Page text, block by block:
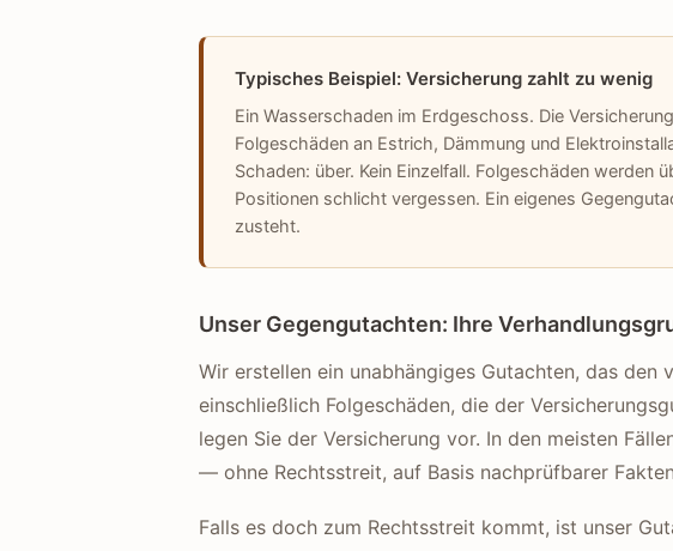
Typisches Beispiel: Versicherung zahlt zu wenig
Ein Wasserschaden im Erdgeschoss. Die
Folgeschäden an Estrich, Dämmung und
Schaden: über. Kein Einzelfall. Folgeschäden werden
Positionen schlicht vergessen. Ein eigenes
zusteht.
Unser Gegengutachten: Ihre
Wir erstellen ein unabhängiges Gutachten, das
einschließlich Folgeschäden, die der
legen Sie der Versicherung vor. In den meisten
— ohne Rechtsstreit, auf Basis nachprüfbarer
Falls es doch zum Rechtsstreit kommt, ist unser